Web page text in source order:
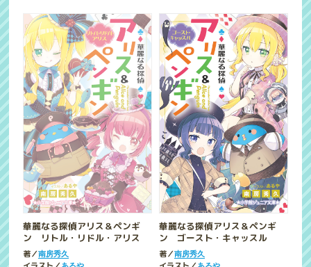
華麗なる探偵アリス＆ペンギ
ン リトル・リドル・アリス
著／南房秀久
あるや
華麗なる探偵アリス＆ペンギ
ン ゴースト・キャッスル
著／南房秀久
あるや